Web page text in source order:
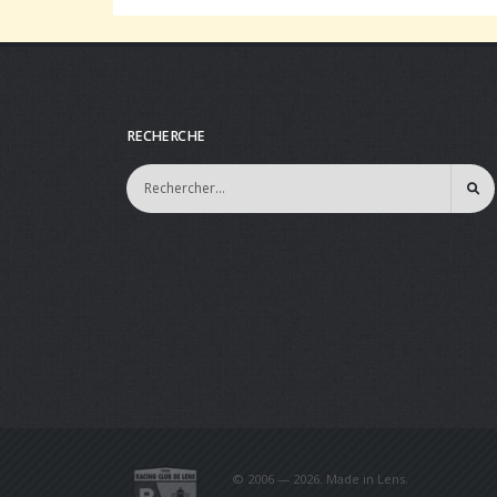
RECHERCHE
© 2006 — 2026. Made in Lens.